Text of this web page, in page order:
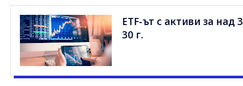
ETF-ът с активи за
30 г.